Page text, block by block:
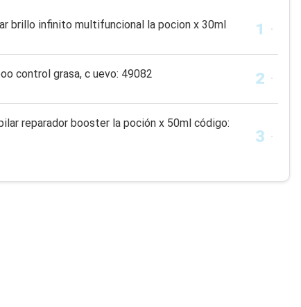
brillo infinito multifuncional la pocion x 30ml
control grasa, c uevo: 49082
reparador booster la poción x 50ml código: